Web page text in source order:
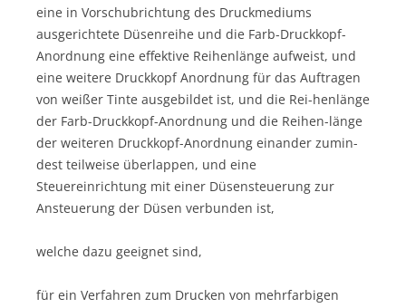
eine in Vorschubrichtung des Druckmediums
ausgerichtete Düsenreihe und die Farb-Druckkopf-
Anordnung eine effektive Reihenlänge aufweist, und
eine weitere Druckkopf Anordnung für das Auftragen
von weißer Tinte ausgebildet ist, und die Rei-henlänge
der Farb-Druckkopf-Anordnung und die Reihen-länge
der weiteren Druckkopf-Anordnung einander zumin-
dest teilweise überlappen, und eine
Steuereinrichtung mit einer Düsensteuerung zur
Ansteuerung der Düsen verbunden ist,
welche dazu geeignet sind,
für ein Verfahren zum Drucken von mehrfarbigen